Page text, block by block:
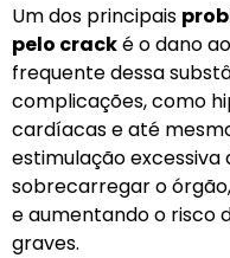
Um dos principais
pelo cracké o dano
frequente dessa
complicações, como
cardíacas e até
estimulação
sobrecarregar o
e aumentando o risco
graves.